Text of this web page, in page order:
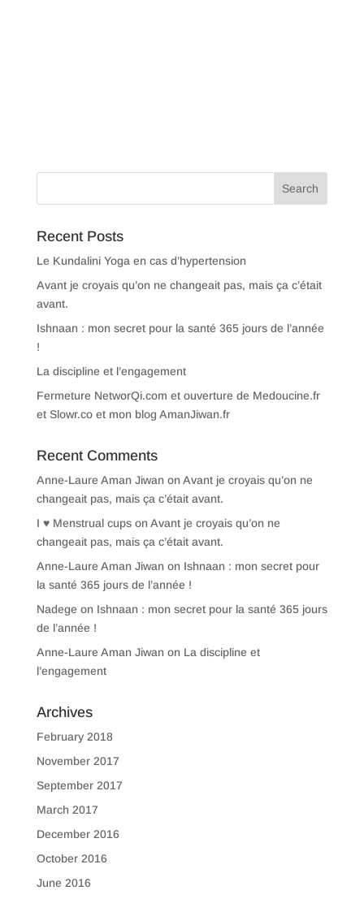
Recent Posts
Le Kundalini Yoga en cas d’hypertension
Avant je croyais qu’on ne changeait pas, mais ça c’était
avant.
Ishnaan : mon secret pour la santé 365 jours de l’année
!
La discipline et l’engagement
Fermeture NetworQi.com et ouverture de Medoucine.fr
et Slowr.co et mon blog AmanJiwan.fr
Recent Comments
Anne-Laure Aman Jiwan on Avant je croyais qu’on ne
changeait pas, mais ça c’était avant.
I ♥ Menstrual cupson Avant je croyais qu’on ne
changeait pas, mais ça c’était avant.
Anne-Laure Aman Jiwan on Ishnaan : mon secret pour
la santé 365 jours de l’année !
Nadege on Ishnaan : mon secret pour la santé 365 jours
de l’année !
Anne-Laure Aman Jiwan on La discipline et
l’engagement
Archives
February 2018
November 2017
September 2017
March 2017
December 2016
October 2016
June 2016